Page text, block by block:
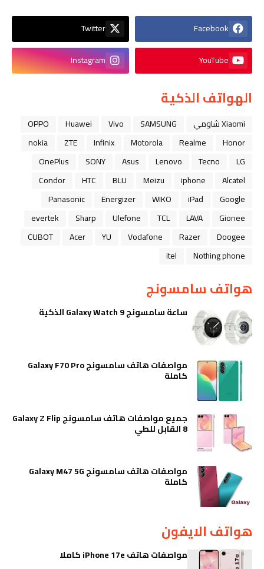
Facebook
Twitter
YouTube
Instagram
الهواتف الذكية
Xiaomi شاومي SAMSUNG
Vivo
Huawei
OPPO
Honor
Realme
Motorola
Infinix
ZTE
nokia
LG
Tecno
Lenovo
Asus
SONY
OnePlus
Alcatel
iphone
Meizu
BLU
HTC
Condor
Google
iPad
WIKO
Energizer
Panasonic
Gionee
LAVA
TCL
Ulefone
Sharp
evertek
Doogee
Razer
Vodafone
YU
Acer
CUBOT
Nothing phone
itel
هواتف سامسونج
ساعة سامسونج Galaxy Watch 9 الذكية
مواصفات هاتف سامسونج Galaxy F70 Pro
كاملة
جميع مواصفات هاتف سامسونج Galaxy Z Flip
8 القابل للطي
مواصفات هاتف سامسونج Galaxy M47 5G
كاملة
هواتف الايفون
مواصفات هاتف iPhone 17e كاملا